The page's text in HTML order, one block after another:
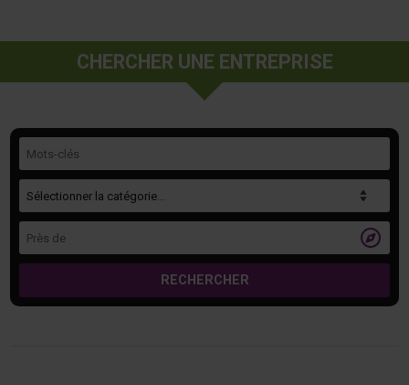
CHERCHER UNE ENTREPRISE

RECHERCHER